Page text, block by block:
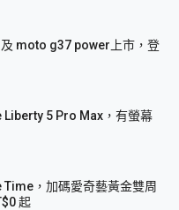
moto g37 power上市，登
5 Pro Max，有螢幕
Time，加碼愛奇藝黃金雙周
起